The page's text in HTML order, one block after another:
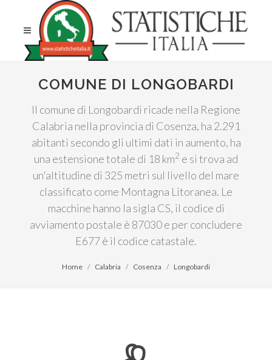
COMUNE DI LONGOBARDI
Il comune di Longobardi ricade nella Regione
Calabria nella provincia di Cosenza, ha 2.291
abitanti secondo gli ultimi dati in aumento, ha
una estensione totale di 18 km2 e si trova ad
un'altitudine di 325 metri sul livello del mare
classificato come Montagna Litoranea. Le
macchine hanno la sigla CS, il codice di
avviamento postale è 87030 e per concludere
E677 è il codice catastale.
Home Calabria Cosenza Longobardi